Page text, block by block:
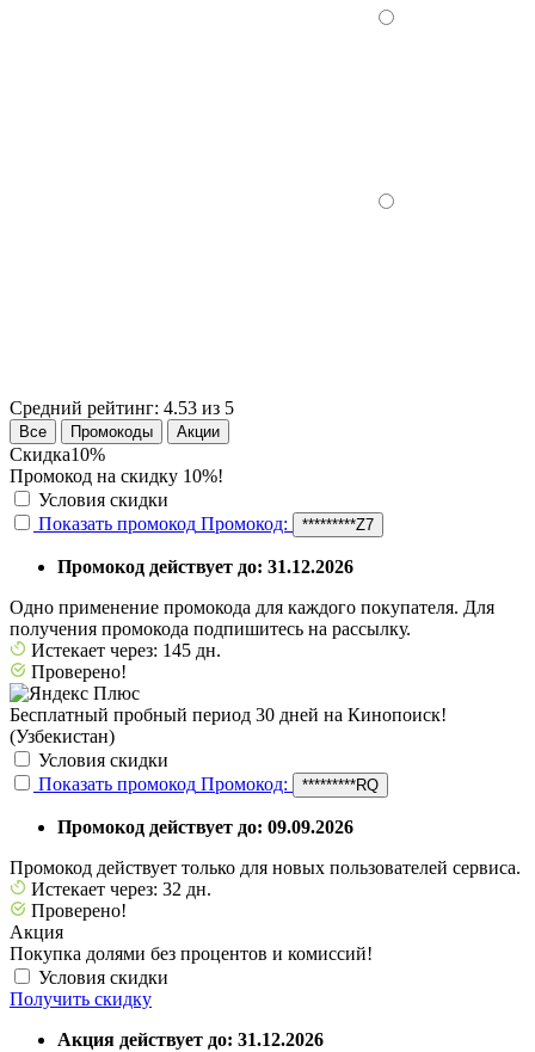
Средний рейтинг: 4.53 из 5
Все Промокоды Акции
Скидка10%
Промокод на скидку 10%!
Условия скидки
Показать промокод Промокод: *********Z7
Промокод действует до: 31.12.2026
Одно применение промокода для каждого покупателя. Для
получения промокода подпишитесь на рассылку.
Истекает через: 145 дн.
Проверено!
Бесплатный пробный период 30 дней на Кинопоиск!
(Узбекистан)
Условия скидки
Показать промокод Промокод: *********RQ
Промокод действует до: 09.09.2026
Промокод действует только для новых пользователей сервиса.
Истекает через: 32 дн.
Проверено!
Акция
Покупка долями без процентов и комиссий!
Условия скидки
Получить скидку
Акция действует до: 31.12.2026